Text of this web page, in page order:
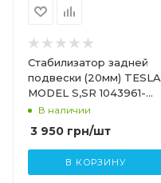
Стабилизатор задней
подвески (20мм) TESLA
MODEL S,SR 1043961-
00-B
В наличии
3 950 грн/шт
В КОРЗИНУ